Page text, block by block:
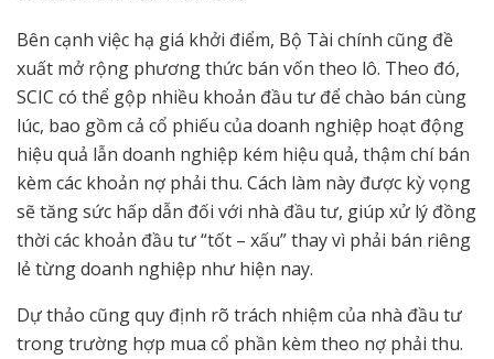
Bên cạnh việc hạ giá khởi điểm, Bộ Tài chính cũng đề
xuất mở rộng phương thức bán vốn theo lô. Theo đó,
SCIC có thể gộp nhiều khoản đầu tư để chào bán cùng
lúc, bao gồm cả cổ phiếu của doanh nghiệp hoạt động
hiệu quả lẫn doanh nghiệp kém hiệu quả, thậm chí bán
kèm các khoản nợ phải thu. Cách làm này được kỳ vọng
sẽ tăng sức hấp dẫn đối với nhà đầu tư, giúp xử lý đồng
thời các khoản đầu tư “tốt – xấu” thay vì phải bán riêng
lẻ từng doanh nghiệp như hiện nay.
Dự thảo cũng quy định rõ trách nhiệm của nhà đầu tư
trong trường hợp mua cổ phần kèm theo nợ phải thu.